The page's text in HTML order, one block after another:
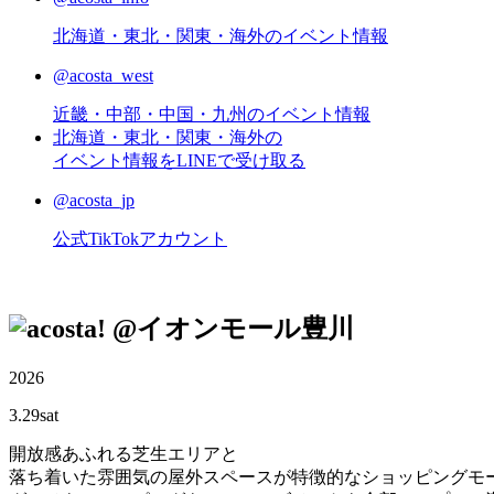
北海道・東北・関東・海外のイベント情報
@acosta_west
近畿・中部・中国・九州のイベント情報
北海道・東北・関東・海外の
イベント情報をLINEで受け取る
@acosta_jp
公式TikTokアカウント
@イオンモール豊川
2026
3.29sat
開放感あふれる芝生エリアと
落ち着いた雰囲気の屋外スペースが特徴的なショッピングモ